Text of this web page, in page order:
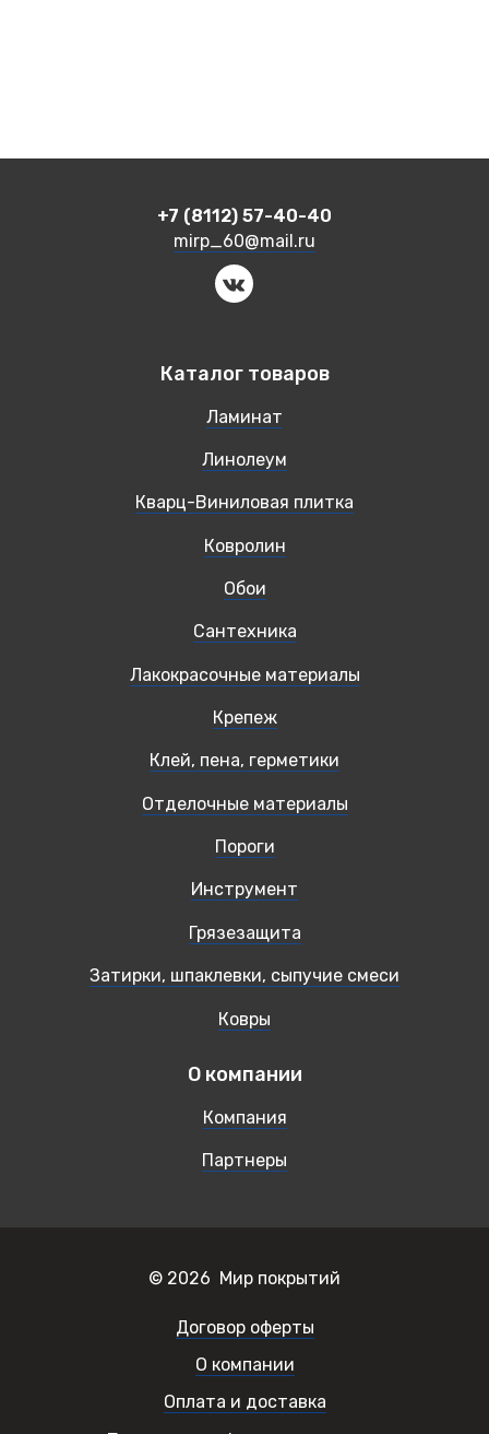
+7 (8112) 57-40-40
mirp_60@mail.ru
Каталог товаров
Ламинат
Линолеум
Кварц-Виниловая плитка
Ковролин
Обои
Сантехника
Лакокрасочные материалы
Крепеж
Клей, пена, герметики
Отделочные материалы
Пороги
Инструмент
Грязезащита
Затирки, шпаклевки, сыпучие смеси
Ковры
О компании
Компания
Партнеры
© 2026 Мир покрытий
Договор оферты
О компании
Оплата и доставка